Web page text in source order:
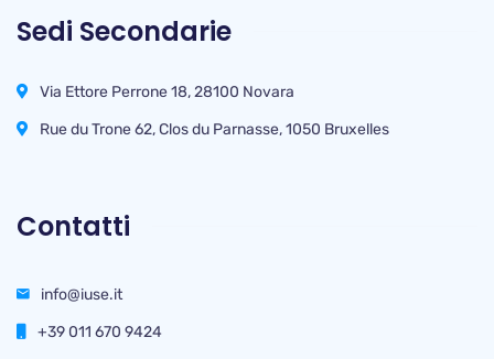
Sedi Secondarie
Via Ettore Perrone 18, 28100 Novara
Rue du Trone 62, Clos du Parnasse, 1050 Bruxelles
Contatti
info@iuse.it
+39 011 670 9424